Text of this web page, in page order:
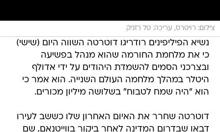
צילום: רויטרס, עריכה: טל רזניק
נשיא הפיליפינים רודריגו דוטרטה השווה היום (שישי)
כי את מלחמת החורמה שהוא מנהל בפשיעה
ובצרכני הסמים להשמדת היהודים על ידי אדולף
היטלר במהלך מלחמה העולם השנייה. הוא אמר כי
הוא "היה שמח לטבוח" בשלושה מיליון מכורים.
דוטרטה שחרר את האיום האחרון שלו כששב לעירו
דבאו שבדרום המדינה לאחר ביקור בווייטנאם, שם